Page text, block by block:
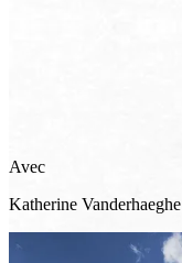
Avec
Katherine Vanderhaeghe